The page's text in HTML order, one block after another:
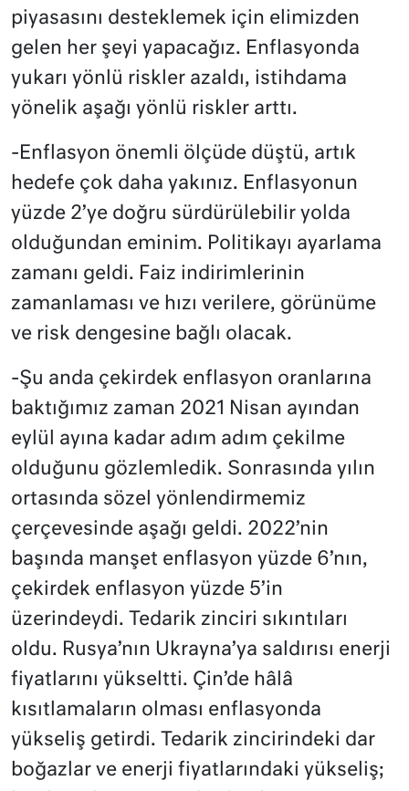
piyasasını desteklemek için elimizden
gelen her şeyi yapacağız. Enflasyonda
yukarı yönlü riskler azaldı, istihdama
yönelik aşağı yönlü riskler arttı.
-Enflasyon önemli ölçüde düştü, artık
hedefe çok daha yakınız. Enflasyonun
yüzde 2’ye doğru sürdürülebilir yolda
olduğundan eminim. Politikayı ayarlama
zamanı geldi. Faiz indirimlerinin
zamanlaması ve hızı verilere, görünüme
ve risk dengesine bağlı olacak.
-Şu anda çekirdek enflasyon oranlarına
baktığımız zaman 2021 Nisan ayından
eylül ayına kadar adım adım çekilme
olduğunu gözlemledik. Sonrasında yılın
ortasında sözel yönlendirmemiz
çerçevesinde aşağı geldi. 2022’nin
başında manşet enflasyon yüzde 6’nın,
çekirdek enflasyon yüzde 5’in
üzerindeydi. Tedarik zinciri sıkıntıları
oldu. Rusya’nın Ukrayna’ya saldırısı enerji
fiyatlarını yükseltti. Çin’de hâlâ
kısıtlamaların olması enflasyonda
yükseliş getirdi. Tedarik zincirindeki dar
boğazlar ve enerji fiyatlarındaki yükseliş;